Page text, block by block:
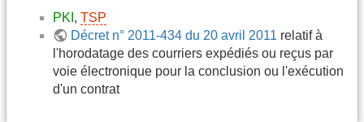
PKI , TSP
Décret n° 2011-434 du 20 avril 2011 relatif à
l'horodatage des courriers expédiés ou reçus par
voie électronique pour la conclusion ou l'exécution
d'un contrat